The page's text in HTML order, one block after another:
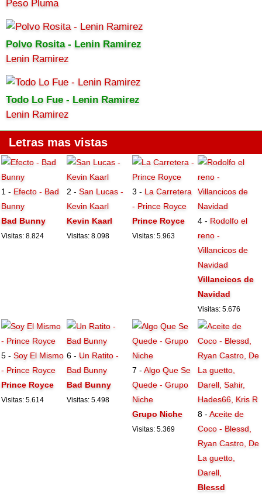
Peso Pluma
Polvo Rosita - Lenin Ramirez
Lenin Ramirez
Todo Lo Fue - Lenin Ramirez
Lenin Ramirez
Letras mas vistas
1 - Efecto - Bad
Bunny
Bad Bunny
Visitas: 8.824
2 -San Lucas -
Kevin Kaarl
Kevin Kaarl
Visitas: 8.098
3 - La Carretera
- Prince Royce
Prince Royce
Visitas: 5.963
4 - Rodolfo el
reno -
Villancicos de
Navidad
Villancicos de
Navidad
Visitas: 5.676
5 -Soy El Mismo
- Prince Royce
Prince Royce
Visitas: 5.614
6 - Un Ratito -
Bad Bunny
Bad Bunny
Visitas: 5.498
7 -Algo Que Se
Quede - Grupo
Niche
Grupo Niche
Visitas: 5.369
8 -Aceite de
Coco - Blessd,
Ryan Castro, De
La guetto,
Darell,
Blessd